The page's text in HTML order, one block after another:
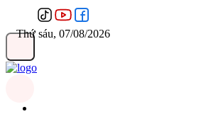
Thứ sáu, 07/08/2026